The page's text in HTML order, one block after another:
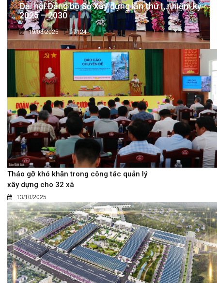
Đại hội Đảng bộ Sở Xây dựng lần thứ I, nhiệm kỳ
2025 – 2030
19/08/2025 7124
Tháo gỡ khó khăn trong công tác quản lý
xây dựng cho 32 xã
13/10/2025